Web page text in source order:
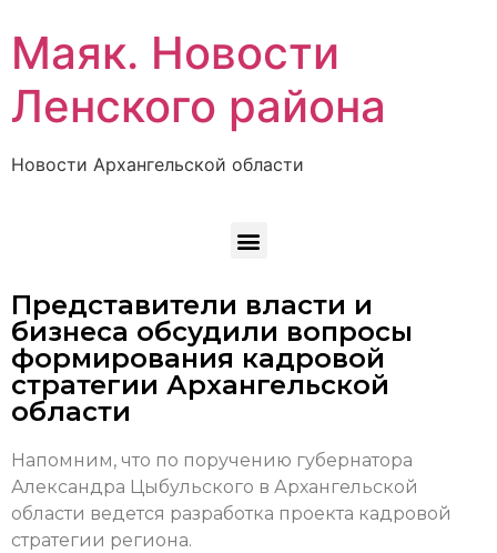
Маяк. Новости
Ленского района
Новости Архангельской области
Представители власти и
бизнеса обсудили вопросы
формирования кадровой
стратегии Архангельской
области
Напомним, что по поручению губернатора
Александра Цыбульского в Архангельской
области ведется разработка проекта кадровой
стратегии региона.